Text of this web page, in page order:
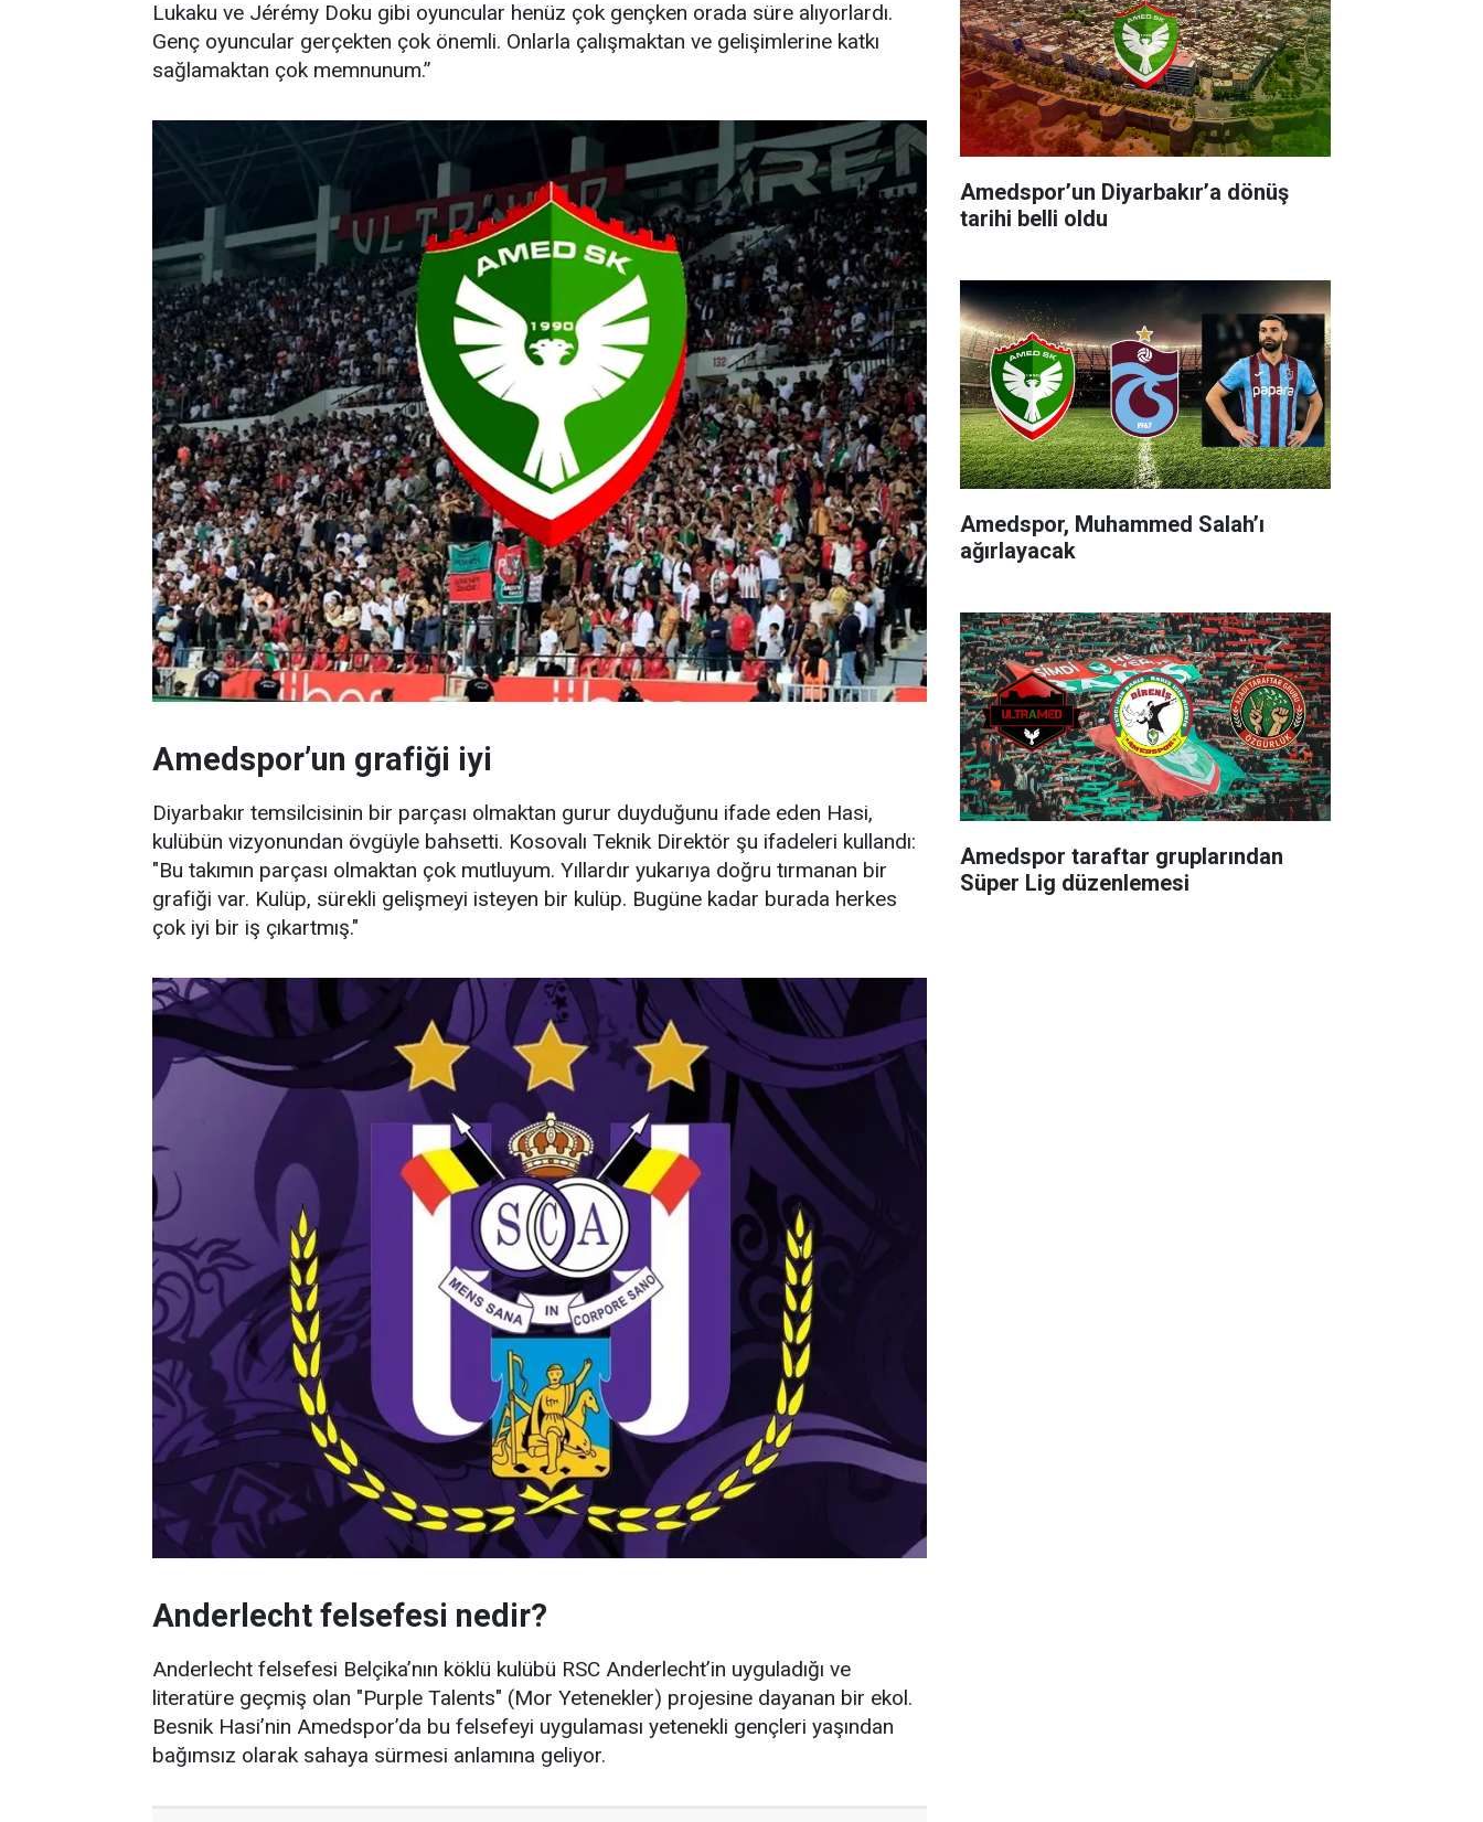
Lukaku ve Jérémy Doku gibi oyuncular henüz çok gençken orada süre alıyorlardı.
Genç oyuncular gerçekten çok önemli. Onlarla çalışmaktan ve gelişimlerine katkı
sağlamaktan çok memnunum.”
Amedspor’un grafiği iyi
Diyarbakır temsilcisinin bir parçası olmaktan gurur duyduğunu ifade eden Hasi,
kulübün vizyonundan övgüyle bahsetti. Kosovalı Teknik Direktör şu ifadeleri kullandı:
"Bu takımın parçası olmaktan çok mutluyum. Yıllardır yukarıya doğru tırmanan bir
grafiği var. Kulüp, sürekli gelişmeyi isteyen bir kulüp. Bugüne kadar burada herkes
çok iyi bir iş çıkartmış."
Anderlecht felsefesi nedir?
Anderlecht felsefesi Belçika’nın köklü kulübü RSC Anderlecht’in uyguladığı ve
literatüre geçmiş olan "Purple Talents" (Mor Yetenekler) projesine dayanan bir ekol.
Besnik Hasi’nin Amedspor’da bu felsefeyi uygulaması yetenekli gençleri yaşından
bağımsız olarak sahaya sürmesi anlamına geliyor.
Amedspor’un Diyarbakır’a dönüş
tarihi belli oldu
Amedspor, Muhammed Salah’ı
ağırlayacak
Amedspor taraftar gruplarından
Süper Lig düzenlemesi